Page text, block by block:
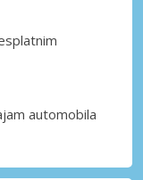
automobila